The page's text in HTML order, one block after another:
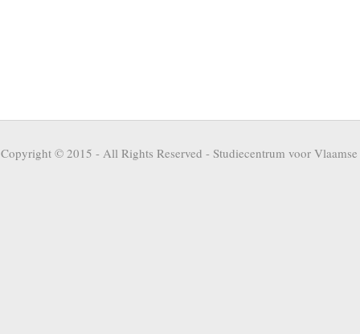
Copyright © 2015 - All Rights Reserved - Studiecentrum voor